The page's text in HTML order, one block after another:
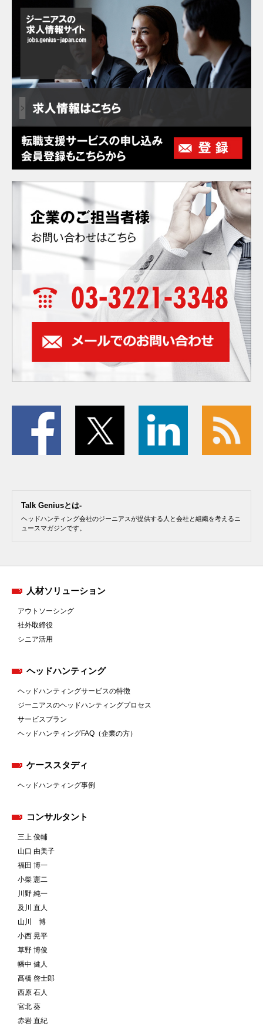
Talk Geniusとは-
ヘッドハンティング会社のジーニアスが提供する人と会社と組織を考えるニ
ュースマガジンです。
人材ソリューション
アウトソーシング
社外取締役
シニア活用
ヘッドハンティング
ヘッドハンティングサービスの特徴
ジーニアスのヘッドハンティングプロセス
サービスプラン
ヘッドハンティングFAQ（企業の方）
ケーススタディ
ヘッドハンティング事例
コンサルタント
三上 俊輔
山口 由美子
福田 博一
小柴 憲二
川野 純一
及川 直人
山川 博
小西 晃平
草野 博俊
幡中 健人
髙橋 啓士郎
西原 石人
宮北 葵
赤岩 直紀